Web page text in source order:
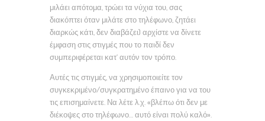
μιλάει απότομα, τρώει τα νύχια του, σας
διακόπτει όταν μιλάτε στο τηλέφωνο, ζητάει
διαρκώς κάτι, δεν διαβάζει) αρχίστε να δίνετε
έμφαση στις στιγμές που το παιδί δεν
συμπεριφέρεται κατ’ αυτόν τον τρόπο.
Αυτές τις στιγμές, να χρησιμοποιείτε τον
συγκεκριμένο/συγκρατημένο έπαινο για να του
τις επισημαίνετε. Να λέτε λ.χ. «βλέπω ότι δεν με
διέκοψες στο τηλέφωνο… αυτό είναι πολύ καλό».